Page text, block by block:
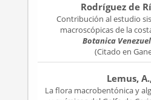
Rodríguez de
Contribución al estudio
macroscópicas de la
Botanica
(Citado en
Lemus,
La flora macrobentónica y